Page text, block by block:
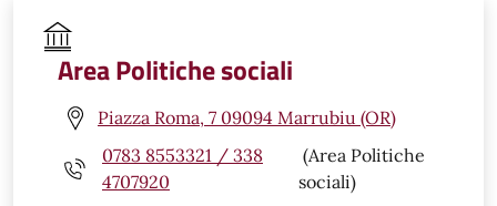
Area Politiche sociali
Piazza Roma, 7 09094 Marrubiu (OR)
0783 8553321 / 338
4707920
(Area Politiche
sociali)